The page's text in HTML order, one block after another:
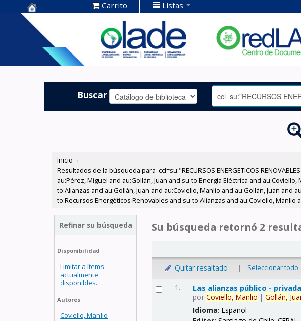
Centro de
Documentación
OLADE -
Carrito Listas
Buscar
Inicio ›
Resultados de la búsqueda para 'ccl=su:"RECURSOS ENERGETICOS
au:Pérez, Miguel and au:Gollán, Juan and su-to:Energía Eléctrica and
to:Alianzas and au:Gollán, Juan and au:Coviello, Manlio and au:Gollán, Juan and
to:Recursos Energéticos Renovables and su-to:Alianzas and au:Coviello, Manlio
Refinar su búsqueda
Disponibilidad
Limitar a ítems
actualmente
disponibles.
Autores
Coviello, Manlio
Su búsqueda retornó 2
Quitar resaltado | Seleccionar todo
1. Las alianzas público -
porCoviello, Manlio |Gollán,
Idioma:Español